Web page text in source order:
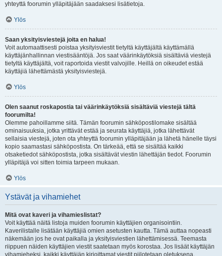
yhteyttä foorumin ylläpitäjään saadaksesi lisätietoja.
Ylös
Saan yksityisviestejä joita en halua!
Voit automaattisesti poistaa yksityisviestit tietyltä käyttäjältä käyttämällä
käyttäjänhallinnan viestisääntöjä. Jos saat väärinkäytöksiä sisältäviä viestejä
tietyltä käyttäjältä, voit raportoida viestit valvojille. Heillä on oikeudet estää
käyttäjiä lähettämästä yksityisviestejä.
Ylös
Olen saanut roskapostia tai väärinkäytöksiä sisältäviä viestejä tältä
foorumilta!
Olemme pahoillamme siitä. Tämän foorumin sähköpostilomake sisältää
ominaisuuksia, jotka yrittävät estää ja seurata käyttäjiä, jotka lähettävät
sellaisia viestejä, joten ota yhteyttä foorumin ylläpitäjään ja lähetä hänelle täysi
kopio saamastasi sähköpostista. On tärkeää, että se sisältää kaikki
otsaketiedot sähköpostista, jotka sisältävät viestin lähettäjän tiedot. Foorumin
ylläpitäjä voi sitten toimia tarpeen mukaan.
Ylös
Ystävät ja vihamiehet
Mitä ovat kaveri ja vihamieslistat?
Voit käyttää näitä listoja muiden foorumin käyttäjien organisointiin.
Kaverilistalle lisätään käyttäjiä omien asetusten kautta. Tämä auttaa nopeasti
näkemään jos he ovat paikalla ja yksityisviestien lähettämisessä. Teemasta
riippuen näiden käyttäjien viestit saatetaan myös korostaa. Jos lisäät käyttäjän
vihamieheksi, kaikki käyttäjän kirjoittamat viestit piilotetaan oletuksena.